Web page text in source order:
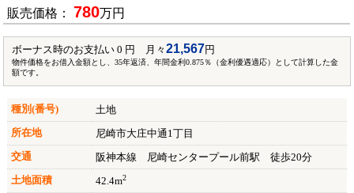
販売価格： 780万円
ボーナス時のお支払い 0 円 月々21,567円
物件価格をお借入金額とし、35年返済、年間金利0.875％（金利優遇適応）として計算した金
額です。
種別(番号)
土地
所在地
尼崎市大庄中通1丁目
交通
阪神本線 尼崎センタープール前駅 徒歩20分
土地面積
42.4m2